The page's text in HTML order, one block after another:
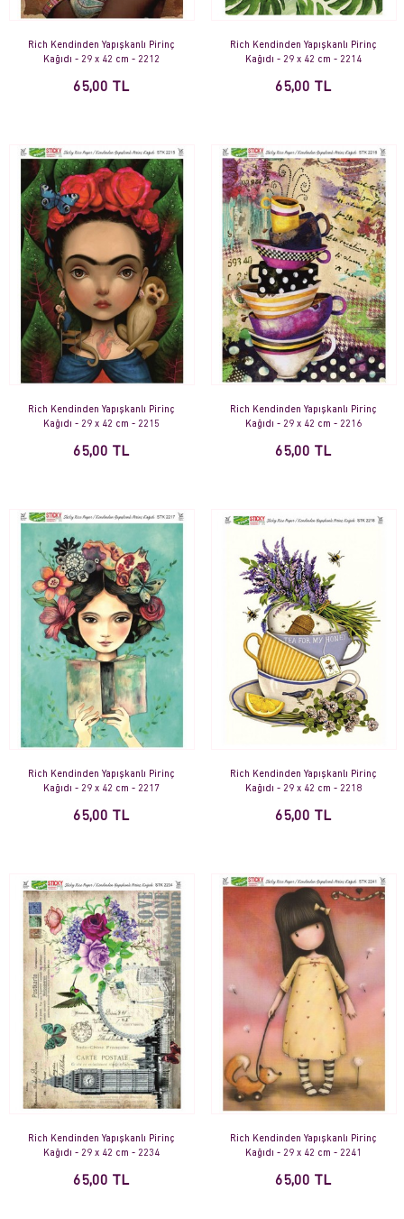
Rich Kendinden Yapışkanlı Pirinç
Kağıdı - 29 x 42 cm - 2212
65,00 TL
Rich Kendinden Yapışkanlı Pirinç
Kağıdı - 29 x 42 cm - 2214
65,00 TL
Rich Kendinden Yapışkanlı Pirinç
Kağıdı - 29 x 42 cm - 2215
65,00 TL
Rich Kendinden Yapışkanlı Pirinç
Kağıdı - 29 x 42 cm - 2216
65,00 TL
Rich Kendinden Yapışkanlı Pirinç
Kağıdı - 29 x 42 cm - 2217
65,00 TL
Rich Kendinden Yapışkanlı Pirinç
Kağıdı - 29 x 42 cm - 2218
65,00 TL
Rich Kendinden Yapışkanlı Pirinç
Kağıdı - 29 x 42 cm - 2234
65,00 TL
Rich Kendinden Yapışkanlı Pirinç
Kağıdı - 29 x 42 cm - 2241
65,00 TL